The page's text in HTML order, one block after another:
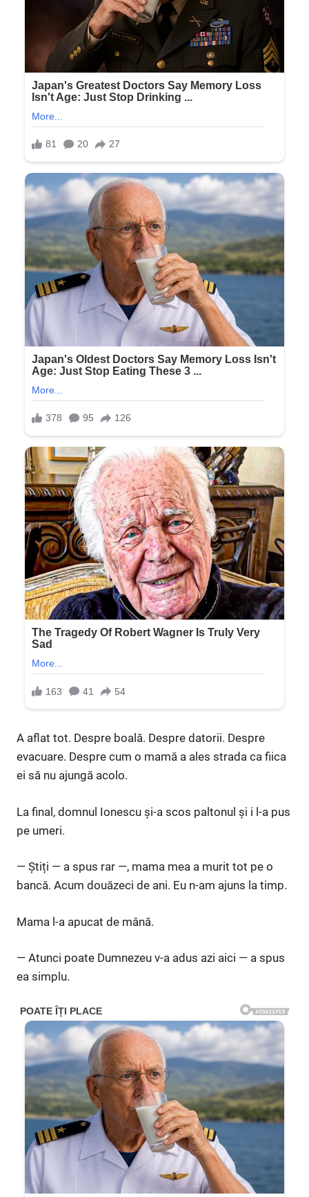
A aflat tot. Despre boală. Despre datorii. Despre
evacuare. Despre cum o mamă a ales strada ca fiica
ei să nu ajungă acolo.
La final, domnul Ionescu și-a scos paltonul și i l-a pus
pe umeri.
— Știți — a spus rar —, mama mea a murit tot pe o
bancă. Acum douăzeci de ani. Eu n-am ajuns la timp.
Mama l-a apucat de mână.
— Atunci poate Dumnezeu v-a adus azi aici — a spus
ea simplu.